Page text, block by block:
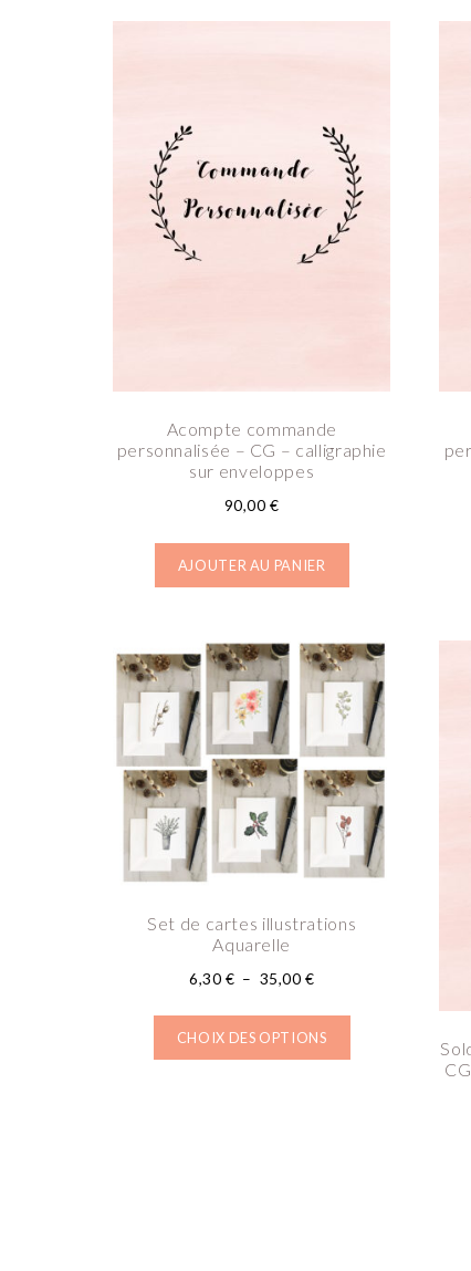
Acompte commande
personnalisée – CG – calligraphie
sur enveloppes
90,00 €
AJOUTER AU PANIER
Set de cartes illustrations
Aquarelle
6,30 € – 35,00 €
CHOIX DES OPTIONS